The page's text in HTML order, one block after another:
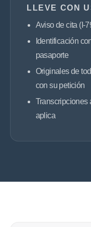
LLEVE CON
Aviso de cita (I-
Identificación
pasaporte
Originales de
con su petición
Transcripciones
aplica